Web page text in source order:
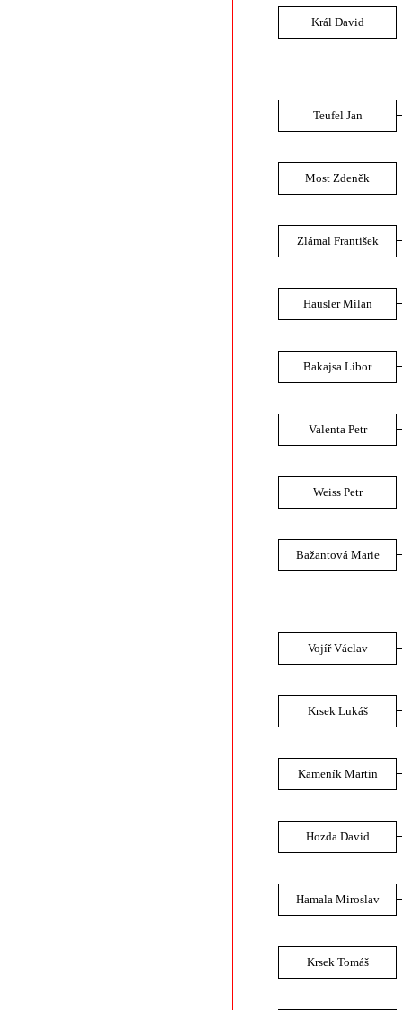
Král David
Teufel Jan
Most Zdeněk
Zlámal František
Hausler Milan
Bakajsa Libor
Valenta Petr
Weiss Petr
Bažantová Marie
Vojíř Václav
Krsek Lukáš
Kameník Martin
Hozda David
Hamala Miroslav
Krsek Tomáš